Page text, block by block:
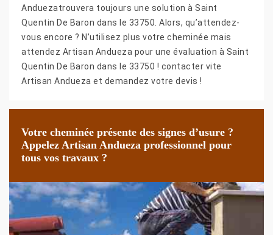
Anduezatrouvera toujours une solution à Saint
Quentin De Baron dans le 33750. Alors, qu’attendez-
vous encore ? N’utilisez plus votre cheminée mais
attendez Artisan Andueza pour une évaluation à Saint
Quentin De Baron dans le 33750 ! contacter vite
Artisan Andueza et demandez votre devis !
Votre cheminée présente des signes d’usure ?
Appelez Artisan Andueza professionnel pour
tous vos travaux ?